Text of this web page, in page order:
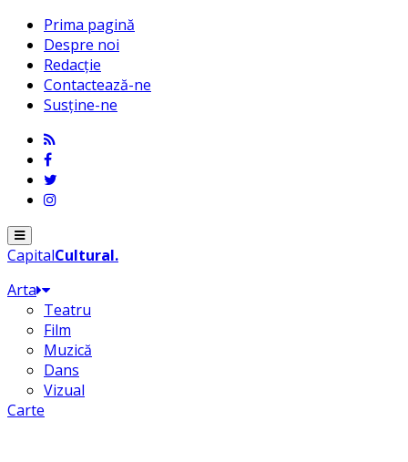
Prima pagină
Despre noi
Redacție
Contactează-ne
Susține-ne
Menu
CapitalCultural.
Arta
Teatru
Film
Muzică
Dans
Vizual
Carte